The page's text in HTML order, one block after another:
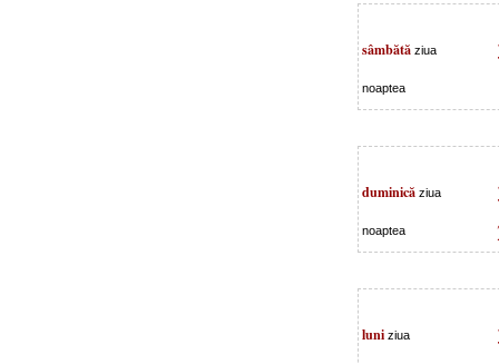
sâmbătă ziua
noaptea
duminică ziua
noaptea
luni ziua